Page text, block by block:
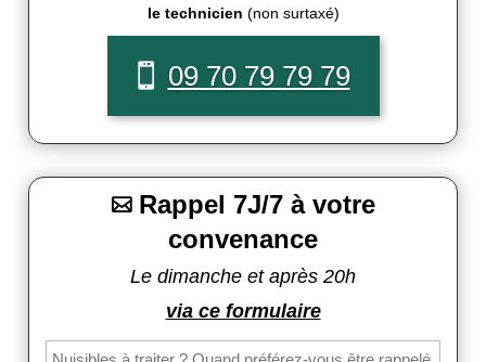
le technicien (non surtaxé)
09 70 79 79 79
Rappel 7J/7 à votre
convenance
Le dimanche et après 20h
via ce formulaire